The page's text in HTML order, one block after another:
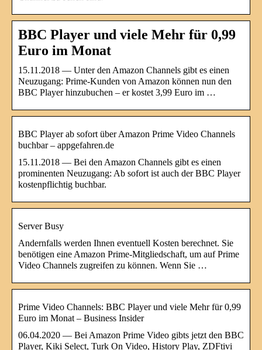
BBC Player und viele Mehr für 0,99
Euro im Monat
15.11.2018 — Unter den Amazon Channels gibt es einen
Neuzugang: Prime-Kunden von Amazon können nun den
BBC Player hinzubuchen – er kostet 3,99 Euro im …
BBC Player ab sofort über Amazon Prime Video Channels
buchbar – appgefahren.de
15.11.2018 — Bei den Amazon Channels gibt es einen
prominenten Neuzugang: Ab sofort ist auch der BBC Player
kostenpflichtig buchbar.
Server Busy
Andernfalls werden Ihnen eventuell Kosten berechnet. Sie
benötigen eine Amazon Prime-Mitgliedschaft, um auf Prime
Video Channels zugreifen zu können. Wenn Sie …
Prime Video Channels: BBC Player und viele Mehr für 0,99
Euro im Monat – Business Insider
06.04.2020 — Bei Amazon Prime Video gibts jetzt den BBC
Player, Kiki Select, Turk On Video, History Play, ZDFtivi